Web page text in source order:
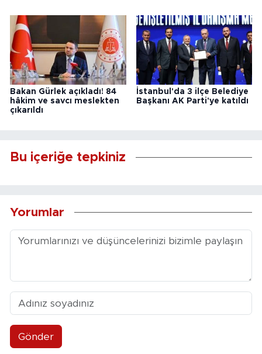
Bakan Gürlek açıkladı! 84
hâkim ve savcı meslekten
çıkarıldı
İstanbul'da 3 ilçe Belediye
Başkanı AK Parti'ye katıldı
Bu içeriğe tepkiniz
Yorumlar
Gönder